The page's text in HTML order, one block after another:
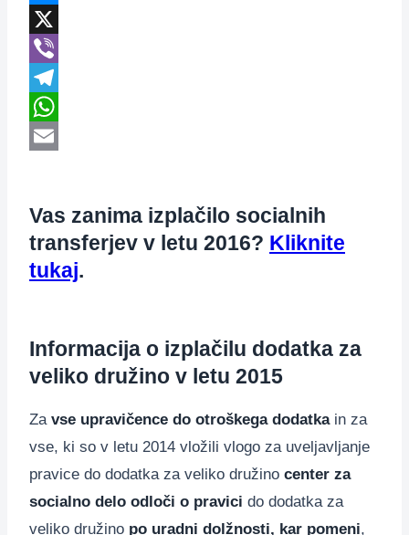
Messenger
X
Viber
Telegram
WhatsApp
Vas zanima izplačilo socialnih
transferjev v letu 2016? Kliknite
tukaj.
Informacija o izplačilu dodatka za
veliko družino v letu 2015
Za vse upravičence do otroškega dodatka in za
vse, ki so v letu 2014 vložili vlogo za uveljavljanje
pravice do dodatka za veliko družino center za
socialno delo odloči o pravici do dodatka za
veliko družino po uradni dolžnosti, kar pomeni,